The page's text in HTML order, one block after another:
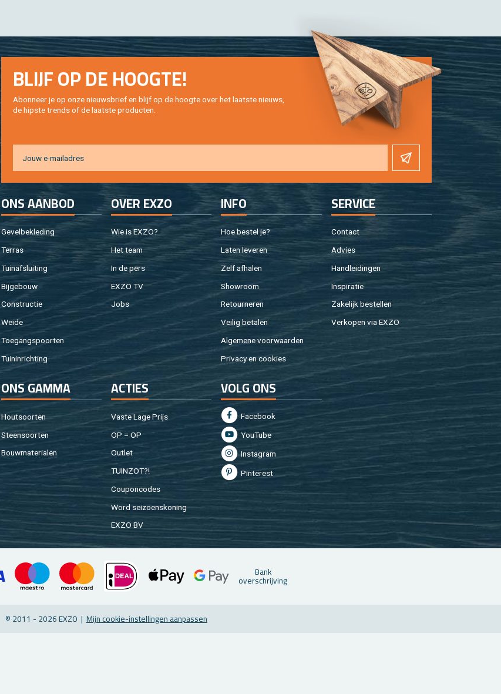
BLIJF OP DE HOOG­TE!
Abon­neer je op onze nieuws­brief en blijf op de hoog­te over het laat­ste nieuws,
de hip­s­te trends of de laat­ste pro­duc­ten.
ONS AAN­BOD
Ge­vel­be­kle­ding
Ter­ras
Tuin­af­slui­ting
Bij­ge­bouw
Con­struc­tie
Weide
Toe­gangs­poor­ten
Tuin­in­rich­ting
OVER EXZO
Wie is EXZO?
Het team
In de pers
EXZO TV
Jobs
INFO
Hoe be­stel je?
Laten le­ve­ren
Zelf af­ha­len
Show­room
Re­tour­ne­ren
Vei­lig be­ta­len
Al­ge­me­ne voor­waar­den
Pri­va­cy en coo­kies
SER­VI­CE
Con­tact
Ad­vies
Hand­lei­din­gen
In­spi­ra­tie
Za­ke­lijk be­stel­len
Ver­ko­pen via EXZO
ONS GAMMA
Hout­soor­ten
Steen­soor­ten
Bouw­ma­te­ri­a­len
AC­TIES
Vaste Lage Prijs
OP = OP
Out­let
TUIN­ZOT?!
Cou­pon­co­des
Word sei­zoens­ko­ning
EXZO BV
VOLG ONS
Fa­cebook
You­Tu­be
In­st­agram
Pin­te­rest
Bank
over­schrij­ving
© 2011 - 2026 EXZO | Mijn coo­kie-in­stel­lin­gen aan­pas­sen